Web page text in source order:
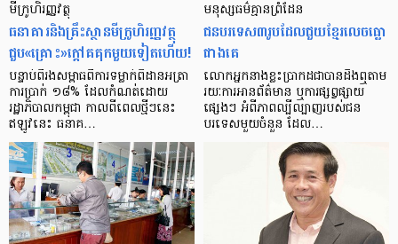
មីក្រូ​ហិរញ្ញវត្ថុ
ធនាគារ​និង​គ្រឹះស្ថាន​មីក្រូ​ហិរញ្ញវត្ថុ​
ជួប«គ្រោះ»ក្តៅ​គគុក​មួយ​ទៀត​ហើយ!
បន្ទាប់​ពី​រង​សម្ពាធ​​ពី​ការ​ទម្លាក់​ពិដាន​អត្រា​
ការ​ប្រាក់ ១៨​% ដែល​កំណត់​ដោយ​
រដ្ឋាភិបាល​កម្ពុជា កាល​ពី​ពេល​ថ្មីៗ​នេះ
ឥឡូវ​នេះ ធនាគ…
មនុស្ស​ធម៌​គ្មាន​ព្រំដែន
ជន​បរទេស​៣​រូប​ដែល​ជួយ​ខ្មែរ​លេច​ធ្លោ​
ជាង​គេ
លោកអ្នក​នាង​ខ្លះ​ប្រាកដ​ជា​បាន​​ដឹង​ឮ​តាម​
រយៈ​ការ​អាន​ព័ត៌មាន ឬ​ការ​ផ្សព្វផ្សាយ​
ផ្សេងៗ អំពី​ភាព​ល្បីល្បាញ​របស់​ជន​
បរទេស​មួយ​ចំនួន ដែល…